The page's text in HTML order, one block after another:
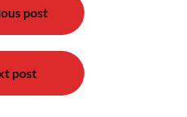
post
post